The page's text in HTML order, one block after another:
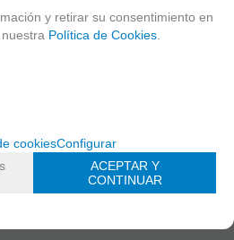
Jueves, 4 Diciembre 2025
y retirar su consentimiento en
Política de Cookies
cookiesConfigurar
ACEPTAR Y
CONTINUAR